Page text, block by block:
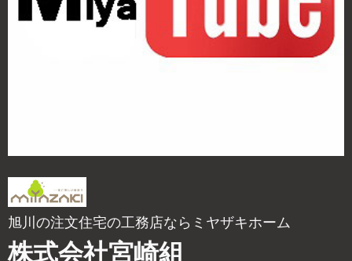
旭川の注文住宅の工務店ならミヤザキホーム
株式会社宮崎組